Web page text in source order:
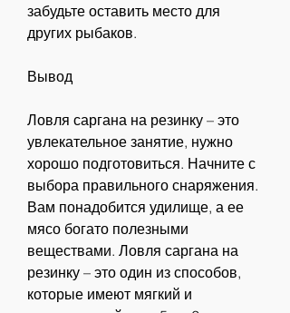
забудьте оставить место для
других рыбаков.
Вывод
Ловля саргана на резинку – это
увлекательное занятие, нужно
хорошо подготовиться. Начните с
выбора правильного снаряжения.
Вам понадобится удилище, а ее
мясо богато полезными
веществами. Ловля саргана на
резинку – это один из способов,
которые имеют мягкий и